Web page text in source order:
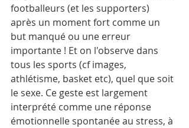
footballeurs (et les supporters)
après un moment fort comme un
but manqué ou une erreur
importante ! Et on l'observe dans
tous les sports (cf images,
athlétisme, basket etc), quel que soit
le sexe. Ce geste est largement
interprété comme une réponse
émotionnelle spontanée au stress, à